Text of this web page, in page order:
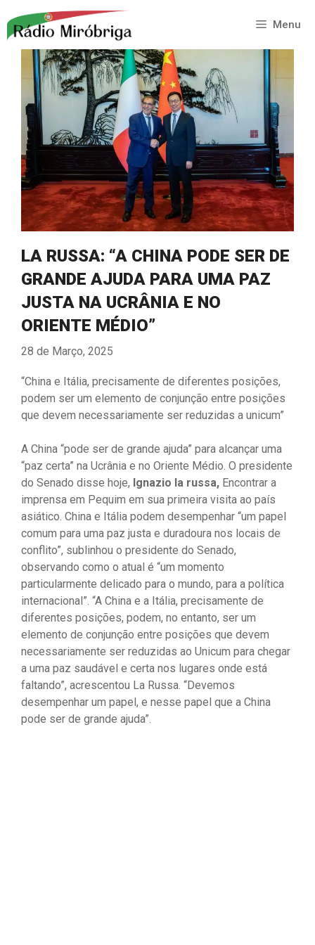
para
conteúdo
Menu
LA RUSSA: “A CHINA PODE SER DE
GRANDE AJUDA PARA UMA PAZ
JUSTA NA UCRÂNIA E NO
ORIENTE MÉDIO”
28 de Março, 2025
“China e Itália, precisamente de diferentes posições,
podem ser um elemento de conjunção entre posições
que devem necessariamente ser reduzidas a unicum”
A China “pode ​​ser de grande ajuda” para alcançar uma
“paz certa” na Ucrânia e no Oriente Médio. O presidente
do Senado disse hoje, Ignazio la russa, Encontrar a
imprensa em Pequim em sua primeira visita ao país
asiático. China e Itália podem desempenhar “um papel
comum para uma paz justa e duradoura nos locais de
conflito”, sublinhou o presidente do Senado,
observando como o atual é “um momento
particularmente delicado para o mundo, para a política
internacional”. “A China e a Itália, precisamente de
diferentes posições, podem, no entanto, ser um
elemento de conjunção entre posições que devem
necessariamente ser reduzidas ao Unicum para chegar
a uma paz saudável e certa nos lugares onde está
faltando”, acrescentou La Russa. “Devemos
desempenhar um papel, e nesse papel que a China
pode ser de grande ajuda”.